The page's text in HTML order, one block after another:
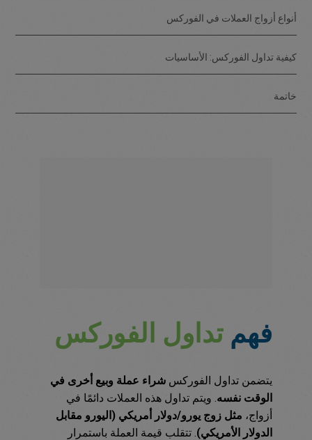
فهم تداول الفوركس
يتضمن تداول الفوركس شراء عملة وبيع أخرى في
الوقت نفسه . ويتم تداول هذه العملات دائمًا في
أزواج، مثل زوج يورو/دولار أمريكي (اليورو مقابل
الدولار الأمريكي) . تتقلب قيمة العملة باستمرار
أنواع أزواج العملات في الفوركس
كيفية تداول الفوركس: الأساسيات
خاتمة